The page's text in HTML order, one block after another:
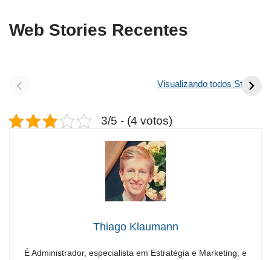
Web Stories Recentes
Visualizando todos Stories
3/5 - (4 votos)
Thiago Klaumann
É Administrador, especialista em Estratégia e Marketing, e